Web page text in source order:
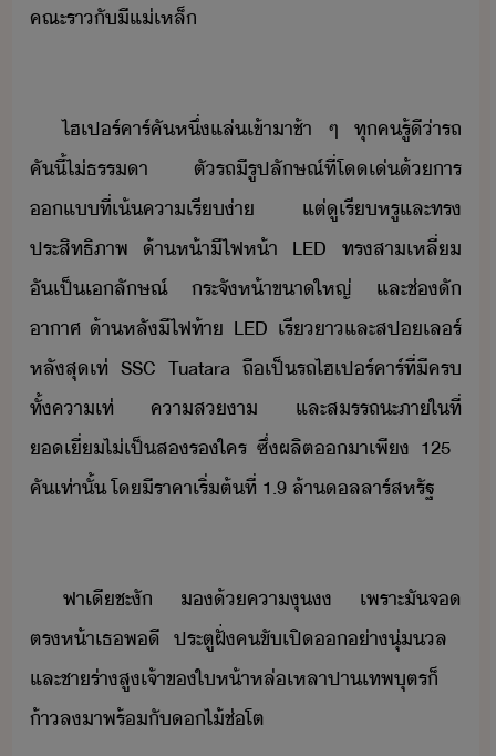
คณะ​ราั​ี​แ่เหล็​
​ไฮเปร์​คาร์​คั​หึ่​แล่​เข้าา​ช้า​ ​ๆ​ ​ทุค​รู้ี​่า​รถ​
คั​ี้​ไ่ธรรา​ ​ตั​รถ​ี​รูปลัษณ์​ที่​โเ่​้​าร​
แ​ที่​เ้​คาเรี่า​ ​แต่​ู​เรี​หรู​และ​ทร​
ประสิทธิภาพ​ ​้าห้า​ี​ไฟห้า​ ​LED​ ​ทร​สาเหลี่​
ัเป็​เลัษณ์​ ​ระจั​ห้า​ขาใหญ่​ ​และ​ช่​ั​
าาศ​ ​้าหลั​ี​ไฟท้า​ ​LED​ ​เรี​า​และส​ป​เลร์​
หลั​สุ​เท่​ ​SSC​ ​Tuatara​ ​ถืเป็​รถ​ไฮเปร์​คาร์​ที่​ี​คร​
ทั้​คาเท่​ ​คาสา​ ​และ​สรรถะ​ภาใ​ที่​
เี่​ไ่​เป็​ส​ร​ใคร​ ​ซึ่​ผลิต​า​เพี​ ​125​ ​
คั​เท่าั้​ ​โ​ีราคา​เริ่ต้​ที่​ ​1.9​ ​ล้า​ลลาร์​สหรัฐ
​ฟา​เี​ชะั​ ​​้​คา​ุ​ ​เพราะ​ั​จ​
ตรห้า​เธ​พี​ ​ประตู​ฝั่​คขั​เปิ​​่า​ุ่ล​ ​
และ​ชา​ร่า​สู​เจ้าข​ให้า​หล่เหลา​ปาเทพ​ุตร​็​
้า​ลา​พร้ั​ไ้​ช่​โต